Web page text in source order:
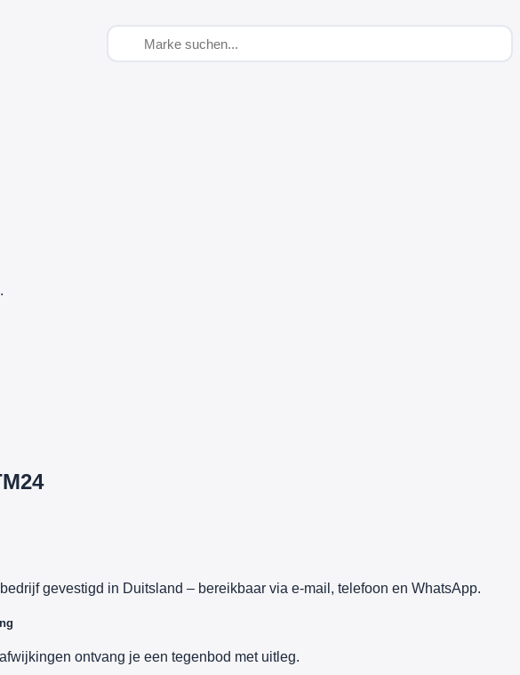
gevestigd in Duitsland – bereikbaar via e-mail, telefoon en WhatsApp.
ontvang je een tegenbod met uitleg.